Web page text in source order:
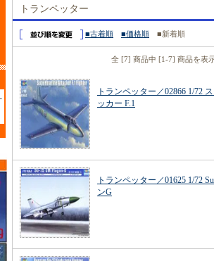
トランペッター
■古着順 ■価格順 ■新着順
全 [7] 商品中 [1-7] 商品を表
トランペッター／02866 1/72
ッカー F.1
トランペッター／01625 1/72
ンG